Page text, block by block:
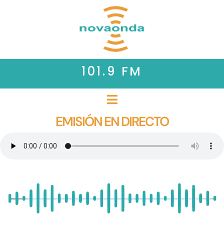
101.9 FM
EMISIÓN EN DIRECTO